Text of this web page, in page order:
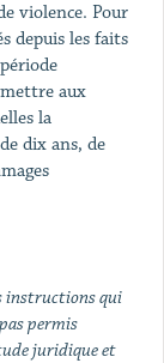
violence. Pour
depuis les faits
aux
la
dix ans, de
instructions qui
permis
juridique et